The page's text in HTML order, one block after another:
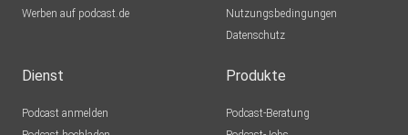
Werben auf podcast.de
Nutzungsbedingungen
Datenschutz
Dienst
Podcast anmelden
Produkte
Podcast-Beratung